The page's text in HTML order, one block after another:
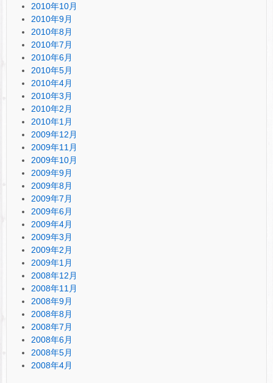
2010年10月
2010年9月
2010年8月
2010年7月
2010年6月
2010年5月
2010年4月
2010年3月
2010年2月
2010年1月
2009年12月
2009年11月
2009年10月
2009年9月
2009年8月
2009年7月
2009年6月
2009年4月
2009年3月
2009年2月
2009年1月
2008年12月
2008年11月
2008年9月
2008年8月
2008年7月
2008年6月
2008年5月
2008年4月